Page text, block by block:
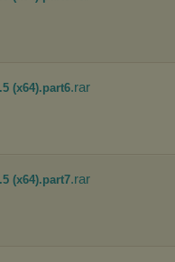
(x64).part6.rar
(x64).part7.rar